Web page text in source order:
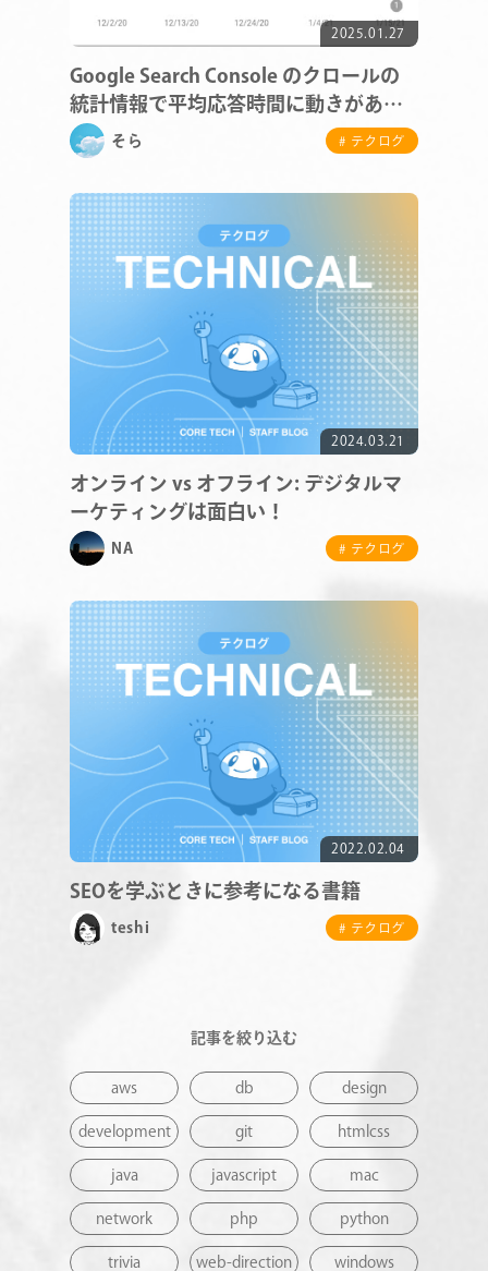
COMPANY
SERVICE
STAFF BLOG
NEWS
CONTACT
2025.01.27
Google Search Console のクロールの
統計情報で平均応答時間に動きがあっ
た際の確認方法
そら # テクログ
2024.03.21
オンライン vs オフライン: デジタルマ
ーケティングは面白い！
NA # テクログ
2022.02.04
SEOを学ぶときに参考になる書籍
teshi # テクログ
記事を絞り込む
aws db design
development git htmlcss
java javascript mac
network php python
trivia web-direction windows